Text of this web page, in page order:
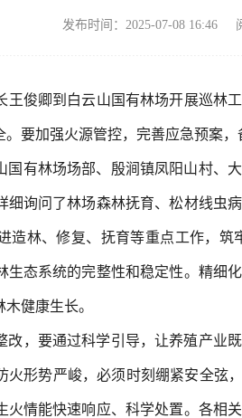
发布时间：2025-07-08 16:46
王俊卿到白云山国有林场开展巡林
要加强火源管控，完善应急预案
国有林场场部、殷涧镇凤阳山村、
细询问了林场森林抚育、松材线虫
造林、修复、抚育等重点工作，
生态系统的完整性和稳定性。精细
健康生长。
改，要通过科学引导，让养殖产业
火形势严峻，必须时刻绷紧安全弦
火情能快速响应、科学处置。各相